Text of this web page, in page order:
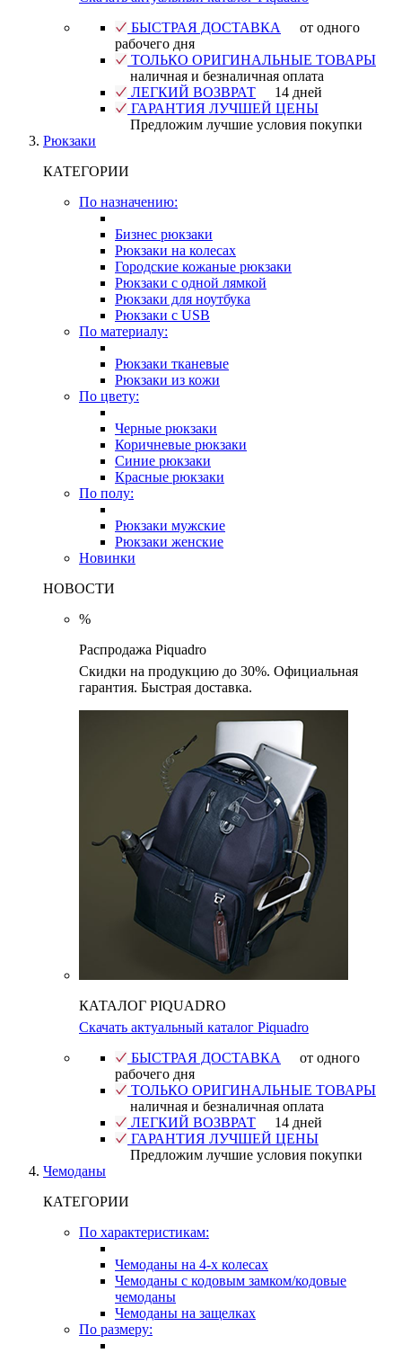
БЫСТРАЯ ДОСТАВКА
от одного
рабочего дня
ТОЛЬКО ОРИГИНАЛЬНЫЕ ТОВАРЫ
наличная и безналичная оплата
ЛЕГКИЙ ВОЗВРАТ
14 дней
ГАРАНТИЯ ЛУЧШЕЙ ЦЕНЫ
Предложим лучшие условия покупки
Рюкзаки
КАТЕГОРИИ
По назначению:
Бизнес рюкзаки
Рюкзаки на колесах
Городские кожаные рюкзаки
Рюкзаки с одной лямкой
Рюкзаки для ноутбука
Рюкзаки с USB
По материалу:
Рюкзаки тканевые
Рюкзаки из кожи
По цвету:
Черные рюкзаки
Коричневые рюкзаки
Синие рюкзаки
Красные рюкзаки
По полу:
Рюкзаки мужские
Рюкзаки женские
Новинки
НОВОСТИ
%
Распродажа Piquadro
Скидки на продукцию до 30%. Официальная
гарантия. Быстрая доставка.
КАТАЛОГ PIQUADRO
Скачать актуальный каталог Piquadro
БЫСТРАЯ ДОСТАВКА
от одного
рабочего дня
ТОЛЬКО ОРИГИНАЛЬНЫЕ ТОВАРЫ
наличная и безналичная оплата
ЛЕГКИЙ ВОЗВРАТ
14 дней
ГАРАНТИЯ ЛУЧШЕЙ ЦЕНЫ
Предложим лучшие условия покупки
Чемоданы
КАТЕГОРИИ
По характеристикам:
Чемоданы на 4-х колесах
Чемоданы с кодовым замком/кодовые
чемоданы
Чемоданы на защелках
По размеру: